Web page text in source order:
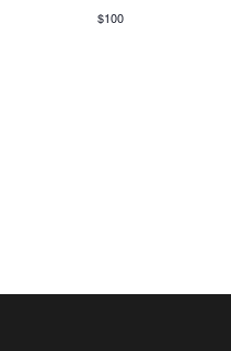
$100